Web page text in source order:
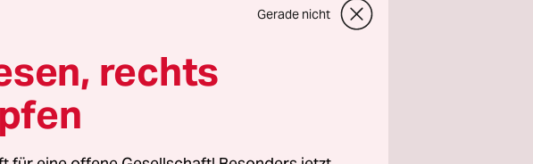
wäre eine neue
um 1900 entstandenen
Around“, weswegen
neuen
Gerade nicht
rechts